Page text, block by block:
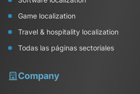
Game localization
Travel & hospitality localization
Todas las páginas sectoriales
Company